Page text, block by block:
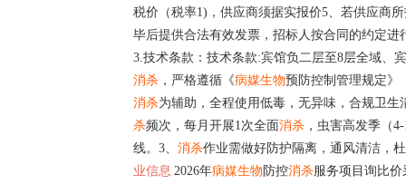
税价（税率1)，供应商须据实报价5、若供应商
毕后提供合法有效发票，招标人按合同的约定进
3.技术条款：技术条款:宾馆负二层至8层全域、
消杀，严格遵循《病媒生物预防控制管理规定》
消杀为辅助，全程使用低毒，无异味，合规卫
杀频次，每月开展1次全面消杀，虫害高发季（
线。3、 消杀作业需做好防护隔离，通风清洁，
业信息 2026年病媒生物 防控消杀服务项目询比价